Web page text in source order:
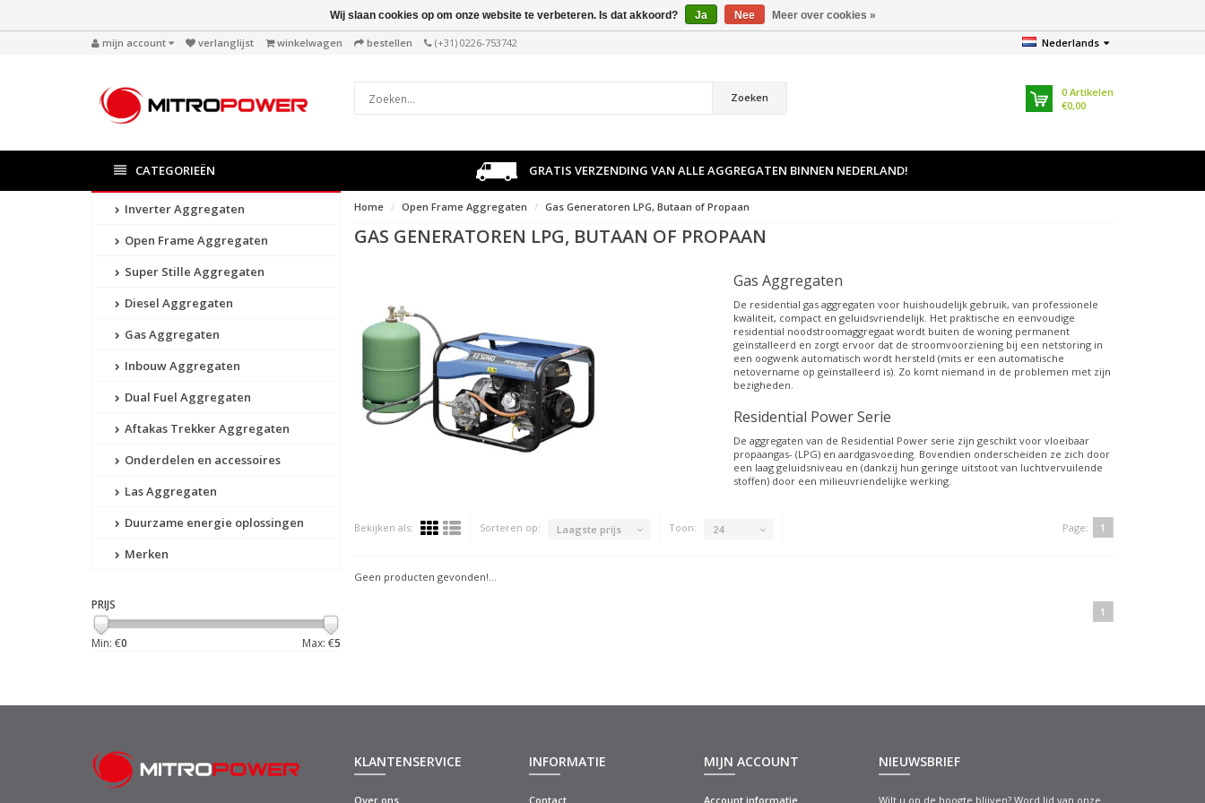
mijn account verlanglijst winkelwagen bestellen (+31) 0226-753742 Nederlands
Zoeken 0 Artikelen
€0,00
CATEGORIEËN GRATIS VERZENDING VAN ALLE AGGREGATEN BINNEN NEDERLAND!
Inverter Aggregaten
Open Frame Aggregaten
Super Stille Aggregaten
Diesel Aggregaten
Gas Aggregaten
Inbouw Aggregaten
Dual Fuel Aggregaten
Aftakas Trekker Aggregaten
Onderdelen en accessoires
Las Aggregaten
Duurzame energie oplossingen
Merken
PRIJS
Min: €0 Max: €5
Home Open Frame Aggregaten Gas Generatoren LPG, Butaan of Propaan
GAS GENERATOREN LPG, BUTAAN OF PROPAAN
Gas Aggregaten
De residential gas aggregaten voor huishoudelijk gebruik, van professionele
kwaliteit, compact en geluidsvriendelijk. Het praktische en eenvoudige
residential noodstroomaggregaat wordt buiten de woning permanent
geïnstalleerd en zorgt ervoor dat de stroomvoorziening bij een netstoring in
een oogwenk automatisch wordt hersteld (mits er een automatische
netovername op geïnstalleerd is). Zo komt niemand in de problemen met zijn
bezigheden.
Residential Power Serie
De aggregaten van de Residential Power serie zijn geschikt voor vloeibaar
propaangas- (LPG) en aardgasvoeding. Bovendien onderscheiden ze zich door
een laag geluidsniveau en (dankzij hun geringe uitstoot van luchtvervuilende
stoffen) door een milieuvriendelijke werking.
Bekijken als: Sorteren op: Laagste prijs Toon: 24 Page: 1
Geen producten gevonden!...
1
KLANTENSERVICE
Over ons
INFORMATIE
Contact
MIJN ACCOUNT
Account informatie
NIEUWSBRIEF
Wilt u op de hoogte blijven? Word lid van onze
Wij slaan cookies op om onze website te verbeteren. Is dat akkoord? Ja Nee Meer over cookies »